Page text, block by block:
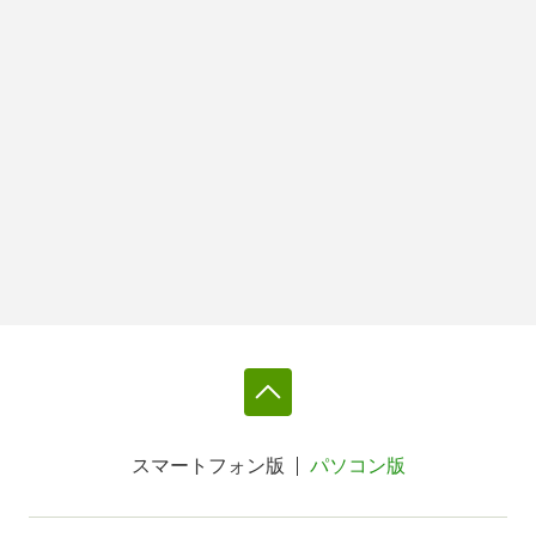
スマートフォン版 パソコン版